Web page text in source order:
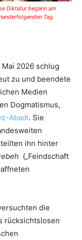
Diktatur begann am
Tag.
2026 schlug
zu und beendete
Medien
Dogmatismus,
Abadi. Sie
ihn hinter
(„Feindschaft
die
rücksichtslosen